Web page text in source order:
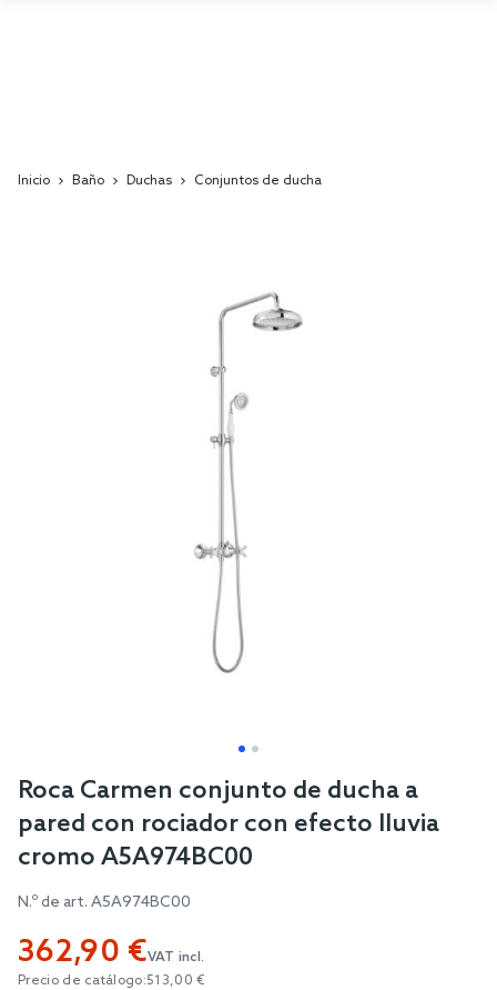
Inicio Baño Duchas Conjuntos de ducha
Skip
the
beginning
of
images
gallery
Roca Carmen conjunto de ducha a
pared con rociador con efecto lluvia
cromo A5A974BC00
N.º de art. A5A974BC00
362,90 €VAT incl.
Precio de catálogo:513,00 €